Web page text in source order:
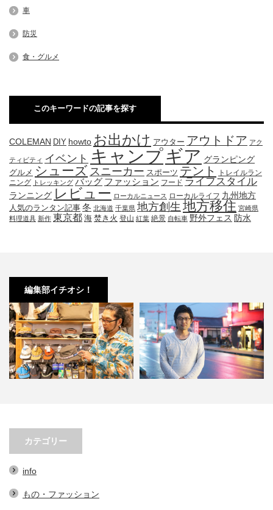
車
防災
食・グルメ
このキーワードの記事を探す
COLEMAN DIY howto お出かけ アウター アウトドア アク
ティビティ イベント キャンプギア グランピング
グルメ シューズ スニーカー スポーツ テント
トレイルラン
ニング トレッキング バッグ ファッション フード ライフスタイル
ランニング レビュー ローカルニュース ローカルライフ 九州地方
人気のランタン記事 冬 北海道 千葉県 地方創生 地方移住 宮崎県
料理道具 新作 東京都 海 焚き火 登山 紅葉 絶景 自転車 野外フェス 防水
編集部イチオシ！
小林市の起爆剤！青野さんが実践
する、地域おこし協力隊での…
カテゴリー
info
もの・ファッション